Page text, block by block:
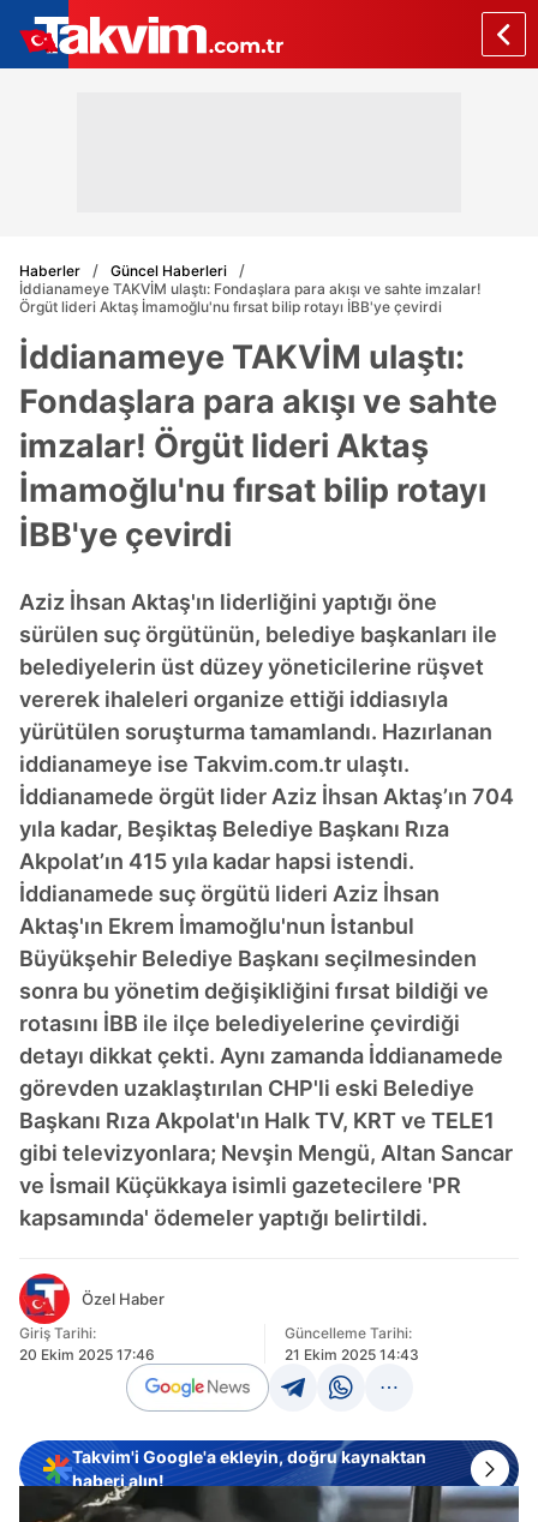
Haberler
Güncel Haberleri
İddianameye TAKVİM ulaştı: Fondaşlara para akışı ve sahte imzalar!
Örgüt lideri Aktaş İmamoğlu'nu fırsat bilip rotayı İBB'ye çevirdi
İddianameye TAKVİM ulaştı:
Fondaşlara para akışı ve sahte
imzalar! Örgüt lideri Aktaş
İmamoğlu'nu fırsat bilip rotayı
İBB'ye çevirdi
Aziz İhsan Aktaş'ın liderliğini yaptığı öne
sürülen suç örgütünün, belediye başkanları ile
belediyelerin üst düzey yöneticilerine rüşvet
vererek ihaleleri organize ettiği iddiasıyla
yürütülen soruşturma tamamlandı. Hazırlanan
iddianameye ise Takvim.com.tr ulaştı.
İddianamede örgüt lider Aziz İhsan Aktaş’ın 704
yıla kadar, Beşiktaş Belediye Başkanı Rıza
Akpolat’ın 415 yıla kadar hapsi istendi.
İddianamede suç örgütü lideri Aziz İhsan
Aktaş'ın Ekrem İmamoğlu'nun İstanbul
Büyükşehir Belediye Başkanı seçilmesinden
sonra bu yönetim değişikliğini fırsat bildiği ve
rotasını İBB ile ilçe belediyelerine çevirdiği
detayı dikkat çekti. Aynı zamanda İddianamede
görevden uzaklaştırılan CHP'li eski Belediye
Başkanı Rıza Akpolat'ın Halk TV, KRT ve TELE1
gibi televizyonlara; Nevşin Mengü, Altan Sancar
ve İsmail Küçükkaya isimli gazetecilere 'PR
kapsamında' ödemeler yaptığı belirtildi.
Özel Haber
Giriş Tarihi:
20 Ekim 2025 17:46
Güncelleme Tarihi:
21 Ekim 2025 14:43
Takvim'i Google'a ekleyin, doğru kaynaktan
haberi alın!